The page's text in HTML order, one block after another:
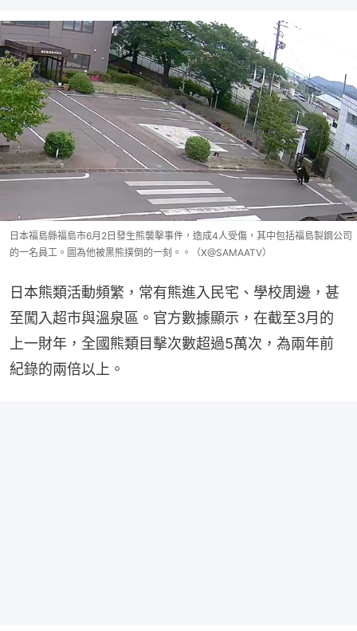
日本福島縣福島市6月2日發生熊襲擊事件，造成4人受傷，其中包括福島製鋼公司
的一名員工。圖為他被黑熊撲倒的一刻。。（X@SAMAATV）
日本熊類活動頻繁，常有熊進入民宅、學校周邊，甚
至闖入超市與溫泉區。官方數據顯示，在截至3月的
上一財年，全國熊類目擊次數超過5萬次，為兩年前
紀錄的兩倍以上。